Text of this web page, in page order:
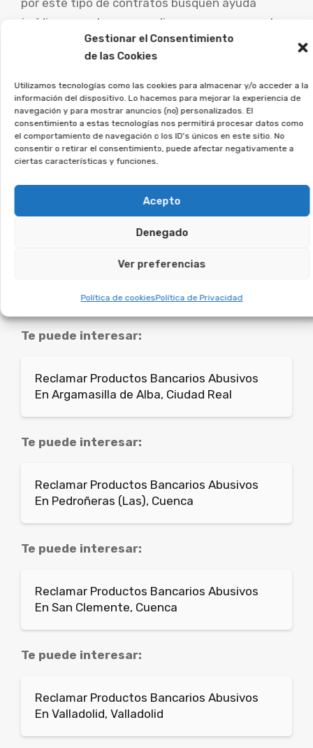
Gestionar el Consentimiento
de las Cookies
Utilizamos tecnologías como las cookies para almacenar y/o acceder a la
información del dispositivo. Lo hacemos para mejorar la experiencia de
navegación y para mostrar anuncios (no) personalizados. El
consentimiento a estas tecnologías nos permitirá procesar datos como
el comportamiento de navegación o los ID's únicos en este sitio. No
consentir o retirar el consentimiento, puede afectar negativamente a
ciertas características y funciones.
Acepto
Denegado
Ver preferencias
Política de cookiesPolítica de Privacidad
jurídica experta para analizar su caso concreto y
estudiar las posibilidades de demanda.
Desde la Asociación Afeban
trabajamos para los
consumidores a recuperar su
dinero.
Te puede interesar:
Reclamar Productos Bancarios Abusivos
Te puede interesar:
Reclamar Productos Bancarios Abusivos
En Argamasilla de Alba, Ciudad Real
Te puede interesar:
Reclamar Productos Bancarios Abusivos
En Pedroñeras (Las), Cuenca
Te puede interesar:
Reclamar Productos Bancarios Abusivos
En San Clemente, Cuenca
Te puede interesar:
Reclamar Productos Bancarios Abusivos
En Valladolid, Valladolid